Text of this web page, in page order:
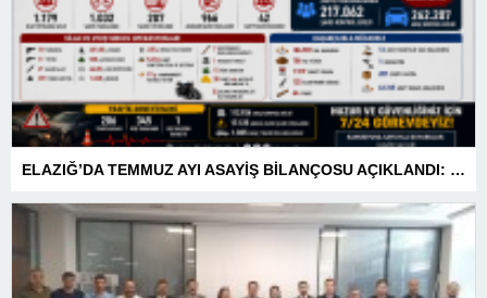
ELAZIĞ’DA TEMMUZ AYI ASAYİŞ BİLANÇOSU AÇIKLANDI: 1 AYDA 1.032 ŞAHIS YAKALANDI, 207 TUTUKLAMA